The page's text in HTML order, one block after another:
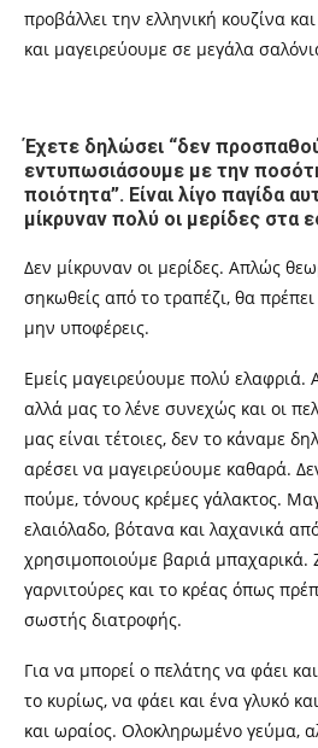
προβάλλει την ελληνική κουζίνα
και μαγειρεύουμε σε μεγάλα
Έχετε δηλώσει “δεν
εντυπωσιάσουμε με την
ποιότητα”. Είναι λίγο παγίδα
μίκρυναν πολύ οι μερίδες στα
Δεν μίκρυναν οι μερίδες. Απλώς
σηκωθείς από το τραπέζι, θα πρέπει
μην υποφέρεις.
Εμείς μαγειρεύουμε πολύ ελαφριά.
αλλά μας το λένε συνεχώς και οι
μας είναι τέτοιες, δεν το κάναμε
αρέσει να μαγειρεύουμε καθαρά.
πούμε, τόνους κρέμες γάλακτος.
ελαιόλαδο, βότανα και λαχανικά
χρησιμοποιούμε βαριά μπαχαρικά.
γαρνιτούρες και το κρέας όπως
σωστής διατροφής.
Για να μπορεί ο πελάτης να φάει
το κυρίως, να φάει και ένα γλυκό
και ωραίος. Ολοκληρωμένο γεύμα,